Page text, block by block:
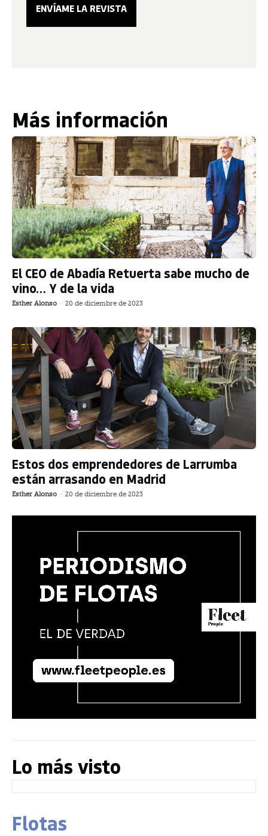
Más información
El CEO de Abadía Retuerta sabe mucho de
vino… Y de la vida
Esther Alonso - 20 de diciembre de 2023
Estos dos emprendedores de Larrumba
están arrasando en Madrid
Esther Alonso - 20 de diciembre de 2023
Lo más visto
Flotas